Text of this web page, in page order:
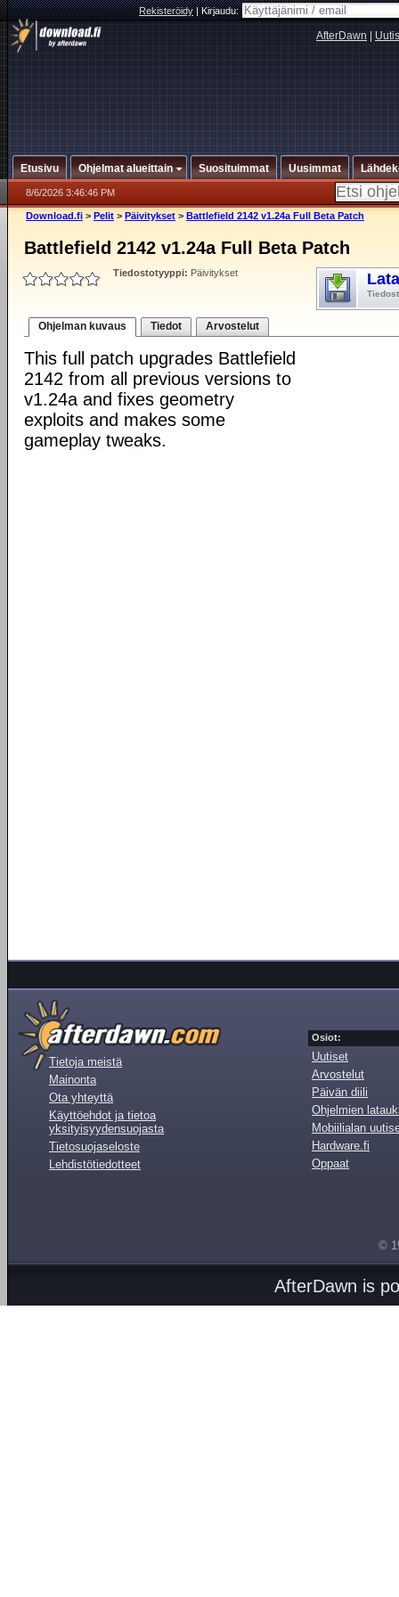
Rekisteröidy|Kirjaudu:
AfterDawn
Etusivu Ohjelmat alueittain Suosituimmat Uusimmat
8/6/2026 3:46:46 PM
Download.fi > Pelit > Päivitykset > Battlefield 2142 v1.24a Full Beta Patch
Battlefield 2142 v1.24a Full Beta Patch
Tiedostotyyppi: Päivitykset
Ohjelman kuvaus Tiedot Arvostelut
This full patch upgrades Battlefield
2142 from all previous versions to
v1.24a and fixes geometry
exploits and makes some
gameplay tweaks.
Tietoja meistä
Mainonta
Ota yhteyttä
Käyttöehdot ja tietoa
yksityisyydensuojasta
Tietosuojaseloste
Lehdistötiedotteet
Osiot:
Uutiset
Arvostelut
Päivän diili
Ohjelmien
Mobiilialan
Hardware.fi
Oppaat
©
AfterDawn is